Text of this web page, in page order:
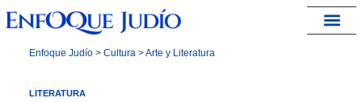
Enfoque Judío> Cultura>Arte y Literatura
LITERATURA